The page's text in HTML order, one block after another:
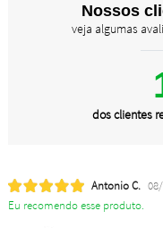
Nossos
veja algumas
dos clientes
Antonio C.
Eu recomendo esse produto.